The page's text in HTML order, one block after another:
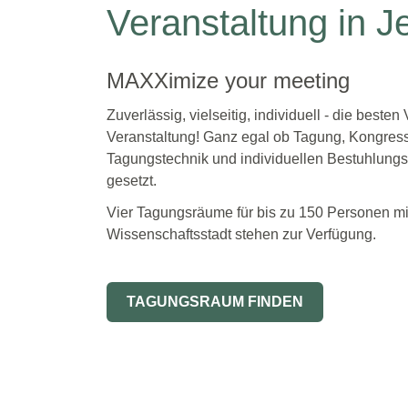
Veranstaltung in
MAXXimize your meeting
Zuverlässig, vielseitig, individuell - die besten
Veranstaltung! Ganz egal ob Tagung,
Tagungstechnik und individuellen
gesetzt.
Vier Tagungsräume für bis zu 150 Personen
Wissenschaftsstadt stehen zur Verfügung.
TAGUNGSRAUM FINDEN